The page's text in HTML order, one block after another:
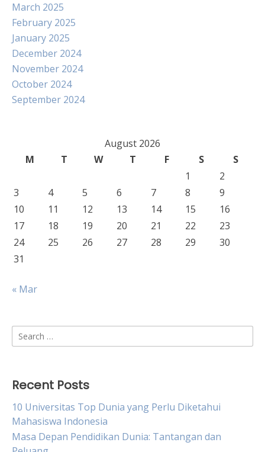
March 2025
February 2025
January 2025
December 2024
November 2024
October 2024
September 2024
August 2026
M
T W T F S
S
1
2
3
4 5 6 7 8
9
10
11 12 13 14 15
16
17
18 19 20 21 22
23
24
25 26 27 28 29
30
31
« Mar
Search
for:
Recent Posts
10 Universitas Top Dunia yang Perlu Diketahui
Mahasiswa Indonesia
Masa Depan Pendidikan Dunia: Tantangan dan